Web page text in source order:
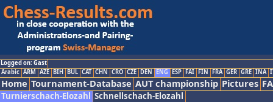
Logged on: Gast
Arabic ARM AZE BIH BUL CAT CHN CRO CZE DEN ENG ESP FAI FIN FRA GER GRE INA
Home Tournament-Database AUT championship Pictures
Turnierschach-Elozahl Schnellschach-Elozahl